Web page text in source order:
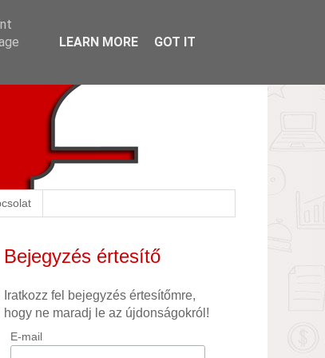
Bejegyzés értesítő
Iratkozz fel bejegyzés értesítőmre,
hogy ne maradj le az újdonságokról!
E-mail
LEARN MORE GOT IT